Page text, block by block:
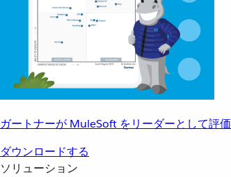
ガートナーが MuleSoft をリーダーとして評価
ダウンロードする
ソリューション